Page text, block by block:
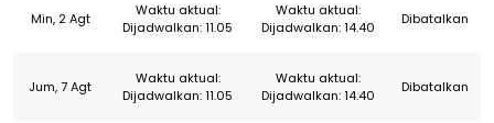
Min, 2 Agt
Waktu aktual:
Dijadwalkan: 11.05
Waktu aktual:
Dijadwalkan: 14.40
Dibatalkan
Jum, 7 Agt
Waktu aktual:
Dijadwalkan: 11.05
Waktu aktual:
Dijadwalkan: 14.40
Dibatalkan